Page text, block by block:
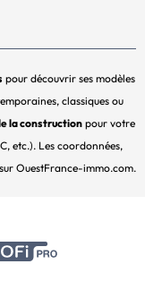
pour découvrir ses modèles
classiques ou
la construction pour votre
etc.). Les coordonnées,
OuestFrance-immo.com.